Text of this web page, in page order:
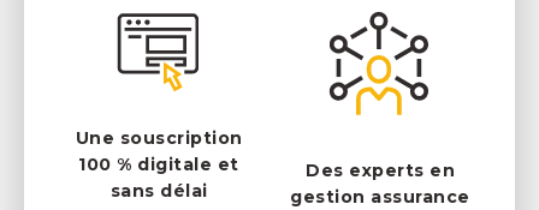
Une souscription
100 % digitale et
sans délai
Des experts en
gestion assurance